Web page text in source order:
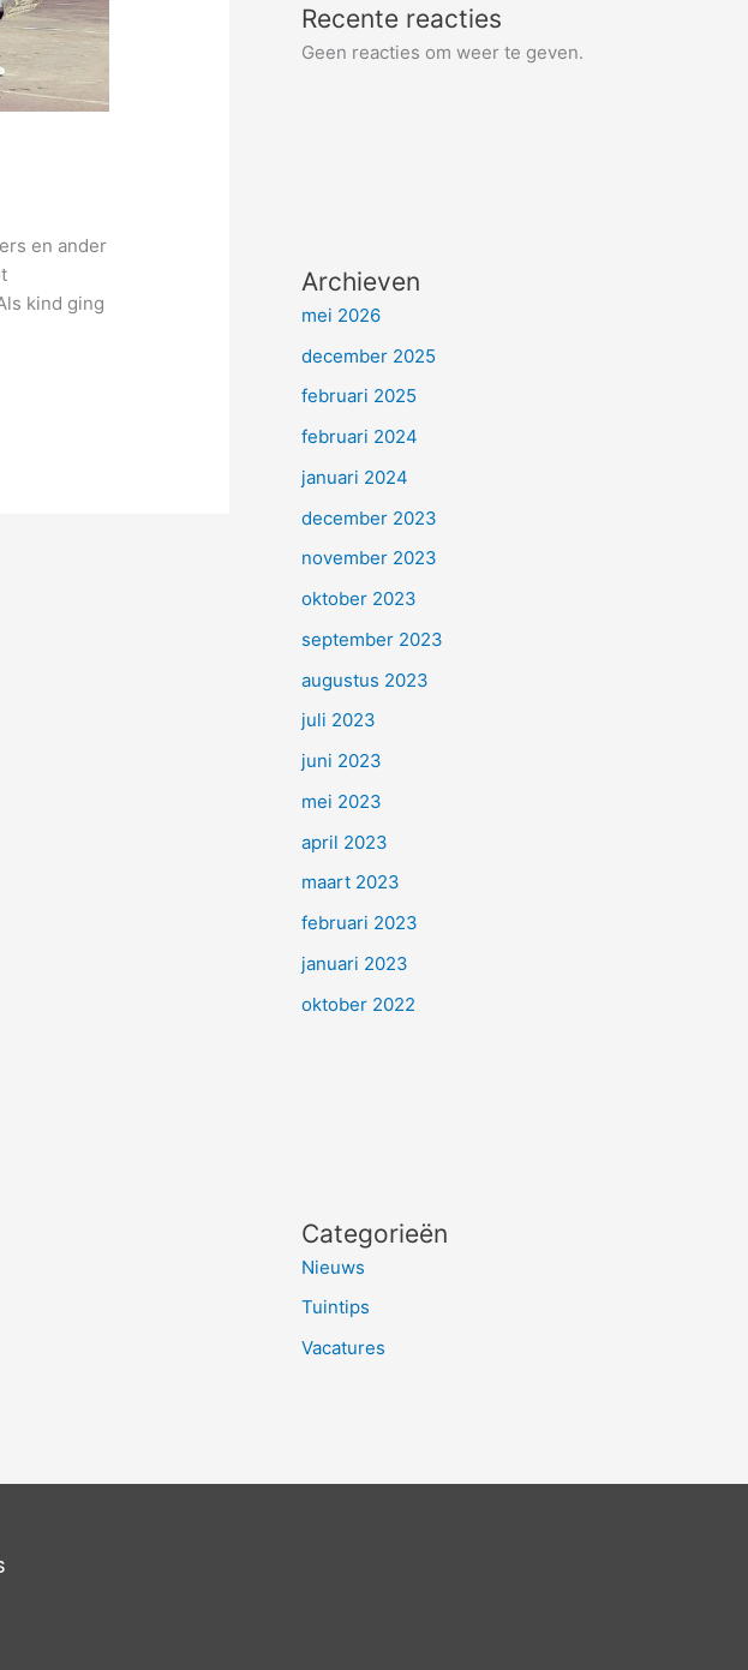
en ander
kind ging
Recente reacties
Geen reacties om weer te geven.
Archieven
mei 2026
december 2025
februari 2025
februari 2024
januari 2024
december 2023
november 2023
oktober 2023
september 2023
augustus 2023
juli 2023
juni 2023
mei 2023
april 2023
maart 2023
februari 2023
januari 2023
oktober 2022
Categorieën
Nieuws
Tuintips
Vacatures